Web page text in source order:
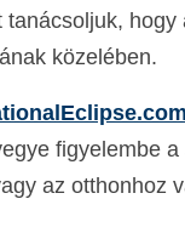
tanácsoljuk,
közelében.
figyelembe
az otthonhoz